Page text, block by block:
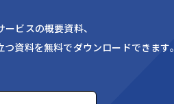
ビスの概要資料、
資料を無料でダウンロードできます。